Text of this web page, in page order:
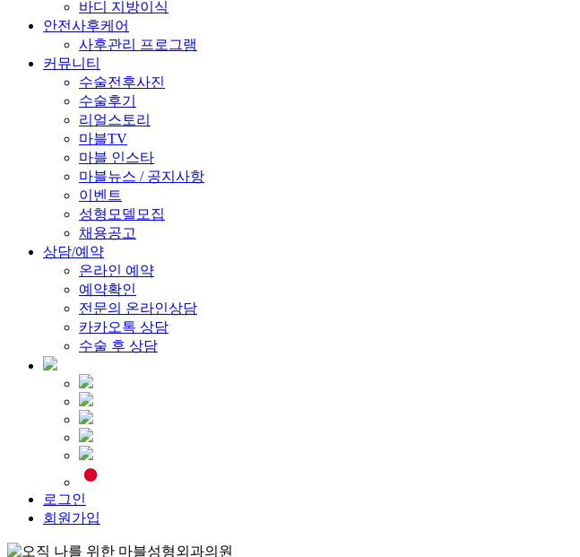
바디 지방이식
안전사후케어
사후관리 프로그램
커뮤니티
수술전후사진
수술후기
리얼스토리
마블TV
마블 인스타
마블뉴스 / 공지사항
이벤트
성형모델모집
채용공고
상담/예약
온라인 예약
예약확인
전문의 온라인상담
카카오톡 상담
수술 후 상담
로그인
회원가입